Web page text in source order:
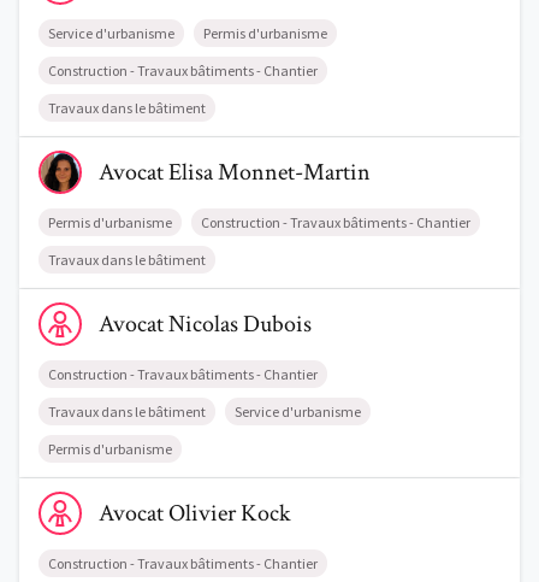
Service d'urbanisme Permis d'urbanisme
Construction - Travaux bâtiments - Chantier
Travaux dans le bâtiment
Voir le profil de AvocatElisa Monnet-Martin
AvocatElisaMonnet-Martin
Permis d'urbanisme Construction - Travaux bâtiments - Chantier
Travaux dans le bâtiment
Voir le profil de AvocatNicolas Dubois
AvocatNicolasDubois
Construction - Travaux bâtiments - Chantier
Travaux dans le bâtiment Service d'urbanisme
Permis d'urbanisme
Voir le profil de AvocatOlivier Kock
AvocatOlivierKock
Construction - Travaux bâtiments - Chantier